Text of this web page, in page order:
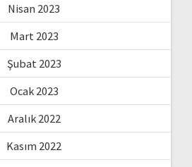
Nisan 2023
Mart 2023
Şubat 2023
Ocak 2023
Aralık 2022
Kasım 2022